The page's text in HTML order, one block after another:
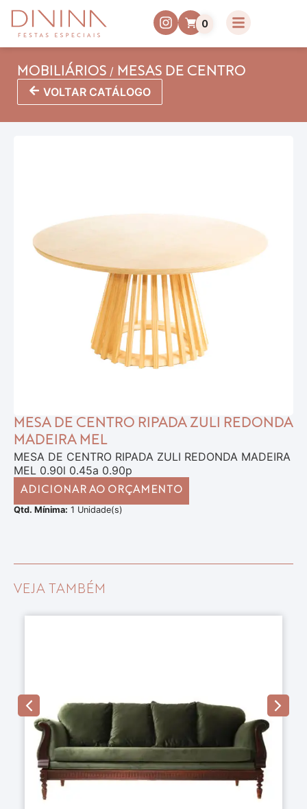
0
MOBILIÁRIOS / MESAS DE CENTRO
VOLTAR CATÁLOGO
MESA DE CENTRO RIPADA ZULI REDONDA
MADEIRA MEL
MESA DE CENTRO RIPADA ZULI REDONDA MADEIRA
MEL 0.90l 0.45a 0.90p
ADICIONAR AO ORÇAMENTO
Qtd. Mínima: 1 Unidade(s)
VEJA TAMBÉM